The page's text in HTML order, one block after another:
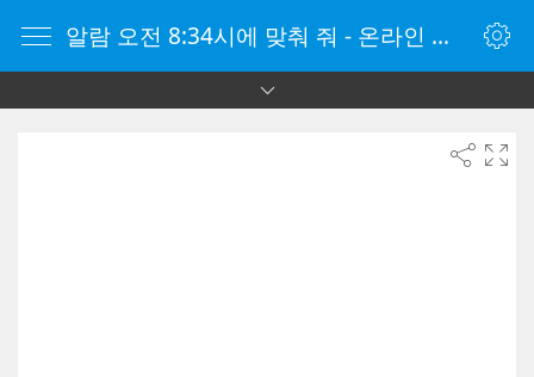
알람 오전 8:34시에 맞춰 줘 - 온라인 알람 시계 - 자명종 온라인 - 온라인 자명종